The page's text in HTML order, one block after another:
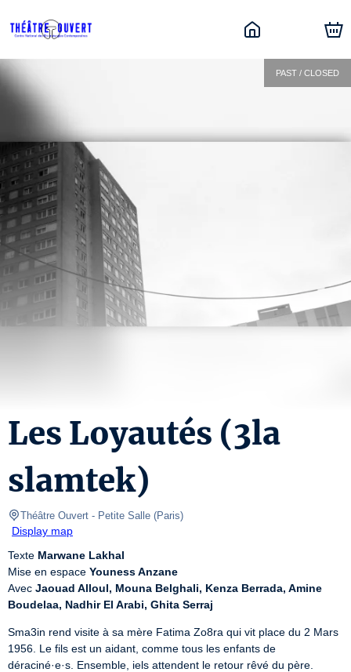
PAST / CLOSED
Les Loyautés (3la
slamtek)
Théâtre Ouvert - Petite Salle (Paris)
Display map
Texte Marwane Lakhal
Mise en espace Youness Anzane
Avec Jaouad Alloul, Mouna Belghali, Kenza Berrada, Amine
Boudelaa, Nadhir El Arabi, Ghita Serraj
Sma3in rend visite à sa mère Fatima Zo8ra qui vit place du 2 Mars
1956. Le fils est un aidant, comme tous les enfants de
déraciné·e·s. Ensemble, iels attendent le retour rêvé du père.